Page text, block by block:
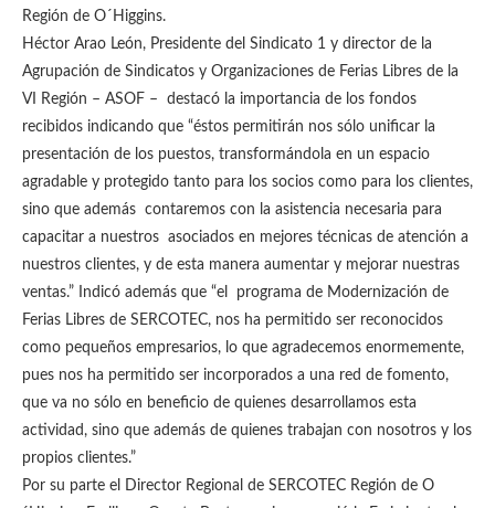
Región de O´Higgins.
Héctor Arao León, Presidente del Sindicato 1 y director de la
Agrupación de Sindicatos y Organizaciones de Ferias Libres de la
VI Región – ASOF – destacó la importancia de los fondos
recibidos indicando que “éstos permitirán nos sólo unificar la
presentación de los puestos, transformándola en un espacio
agradable y protegido tanto para los socios como para los clientes,
sino que además contaremos con la asistencia necesaria para
capacitar a nuestros asociados en mejores técnicas de atención a
nuestros clientes, y de esta manera aumentar y mejorar nuestras
ventas.” Indicó además que “el programa de Modernización de
Ferias Libres de SERCOTEC, nos ha permitido ser reconocidos
como pequeños empresarios, lo que agradecemos enormemente,
pues nos ha permitido ser incorporados a una red de fomento,
que va no sólo en beneficio de quienes desarrollamos esta
actividad, sino que además de quienes trabajan con nosotros y los
propios clientes.”
Por su parte el Director Regional de SERCOTEC Región de O